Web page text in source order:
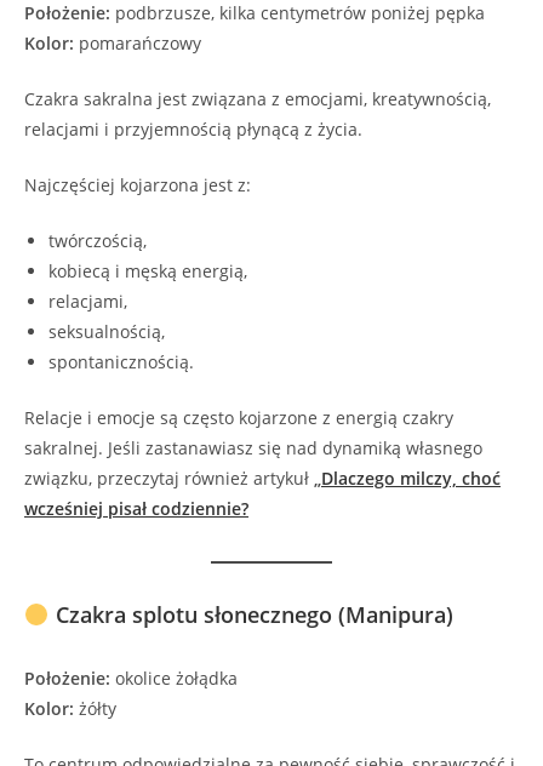
Położenie: podbrzusze, kilka centymetrów poniżej pępka
Kolor: pomarańczowy
Czakra sakralna jest związana z emocjami, kreatywnością,
relacjami i przyjemnością płynącą z życia.
Najczęściej kojarzona jest z:
twórczością,
kobiecą i męską energią,
relacjami,
seksualnością,
spontanicznością.
Relacje i emocje są często kojarzone z energią czakry
sakralnej. Jeśli zastanawiasz się nad dynamiką własnego
związku, przeczytaj również artykuł „Dlaczego milczy, choć
wcześniej pisał codziennie?
Czakra splotu słonecznego (Manipura)
Położenie: okolice żołądka
Kolor: żółty